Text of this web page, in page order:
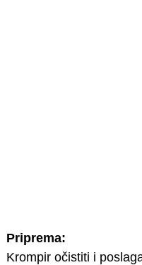
Priprema:
Krompir očistiti i